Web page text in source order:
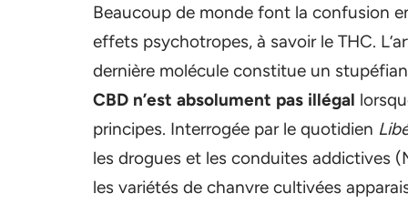
Beaucoup de monde font la confusion
effets psychotropes, à savoir le THC.
dernière molécule constitue un
CBD n’est absolument pas illégal
principes. Interrogée par le quotidien
les drogues et les conduites addictives
les variétés de chanvre cultivées